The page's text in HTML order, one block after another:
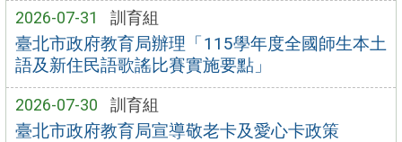
2026-07-31 訓育組
臺北市政府教育局辦理「115學年度全國師生本土
語及新住民語歌謠比賽實施要點」
2026-07-30 訓育組
臺北市政府教育局宣導敬老卡及愛心卡政策